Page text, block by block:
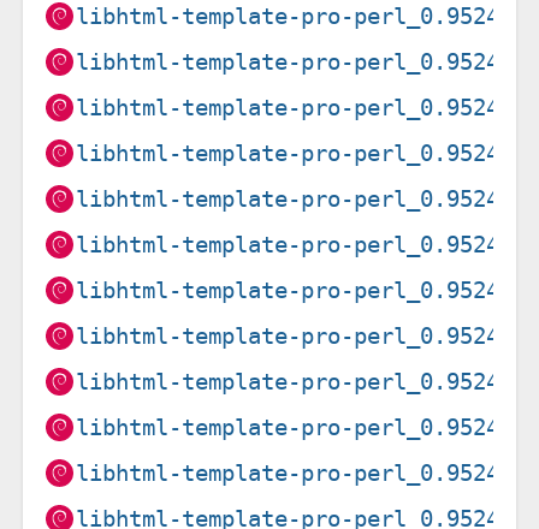
libhtml-template-pro-perl_0.9524-
libhtml-template-pro-perl_0.9524-
libhtml-template-pro-perl_0.9524-
libhtml-template-pro-perl_0.9524-
libhtml-template-pro-perl_0.9524-
libhtml-template-pro-perl_0.9524-
libhtml-template-pro-perl_0.9524-
libhtml-template-pro-perl_0.9524-
libhtml-template-pro-perl_0.9524-
libhtml-template-pro-perl_0.9524-
libhtml-template-pro-perl_0.9524-
libhtml-template-pro-perl_0.9524-